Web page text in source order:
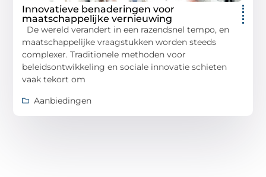
Innovatieve benaderingen voor
maatschappelijke vernieuwing
De wereld verandert in een razendsnel tempo, en
maatschappelijke vraagstukken worden steeds
complexer. Traditionele methoden voor
beleidsontwikkeling en sociale innovatie schieten
vaak tekort om
Aanbiedingen